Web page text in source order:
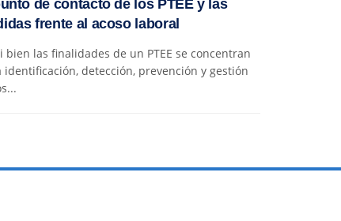
de contacto de los PTEE y las
frente al acoso laboral
bien las finalidades de un PTEE se concentran
identificación, detección, prevención y gestión